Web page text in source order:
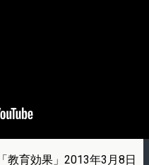
教育効果」2013年3月8日